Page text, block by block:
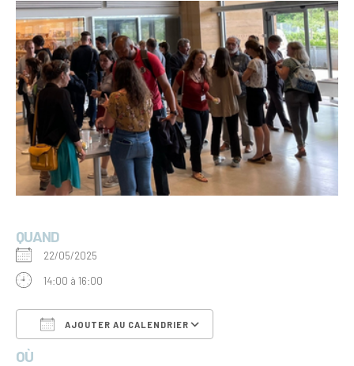
QUAND
22/05/2025
14:00 à 16:00
AJOUTER AU CALENDRIER
OÙ